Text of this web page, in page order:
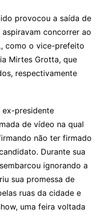
provocou a saída de
concorrer ao
como o vice-prefeito
Mirtes Grotta, que
respectivamente
ex-presidente
de vídeo na qual
não ter firmado
Durante sua
ignorando a
sua promessa de
ruas da cidade e
uma feira voltada